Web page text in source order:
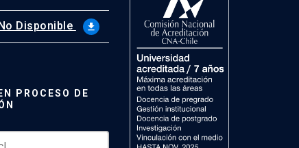
Disponible file_download
PROCESO DE